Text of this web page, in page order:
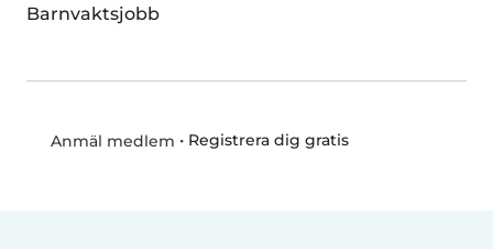
Barnvaktsjobb
Anmäl medlem • Registrera dig gratis